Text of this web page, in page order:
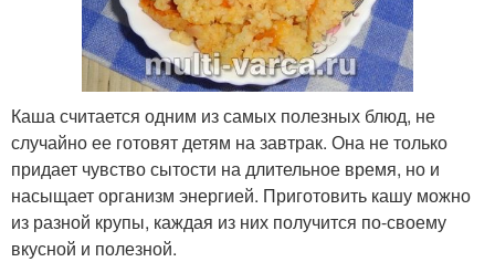
Каша считается одним из самых полезных блюд, не
случайно ее готовят детям на завтрак. Она не только
придает чувство сытости на длительное время, но и
насыщает организм энергией. Приготовить кашу можно
из разной крупы, каждая из них получится по-своему
вкусной и полезной.